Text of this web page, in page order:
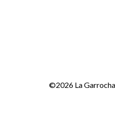
©2026 La